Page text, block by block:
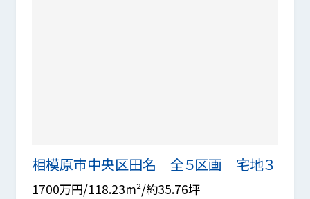
相模原市中央区田名 全５区画 宅地３
1700万円/118.23m²/約35.76坪